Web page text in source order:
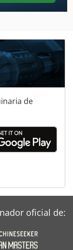
de
oficial de: